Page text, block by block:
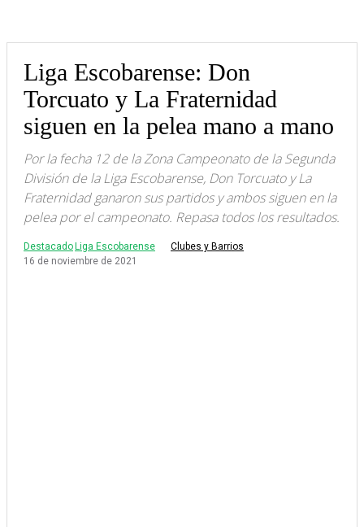
Liga Escobarense: Don
Torcuato y La Fraternidad
siguen en la pelea mano a mano
Por la fecha 12 de la Zona Campeonato de la Segunda
División de la Liga Escobarense, Don Torcuato y La
Fraternidad ganaron sus partidos y ambos siguen en la
pelea por el campeonato. Repasa todos los resultados.
DestacadoLiga Escobarense
Clubes y Barrios
16 de noviembre de 2021